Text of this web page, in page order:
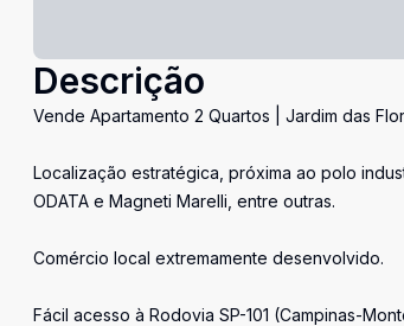
Descrição
Vende Apartamento 2 Quartos | Jardim das
Localização estratégica, próxima ao polo
ODATA e Magneti Marelli, entre outras.
Comércio local extremamente desenvolvido.
Fácil acesso à Rodovia SP-101 (Campinas-